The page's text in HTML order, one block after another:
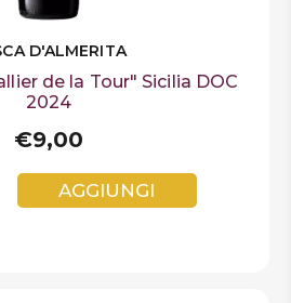
D'ALMERITA
de la Tour" Sicilia DOC
2024
€9,00
AGGIUNGI